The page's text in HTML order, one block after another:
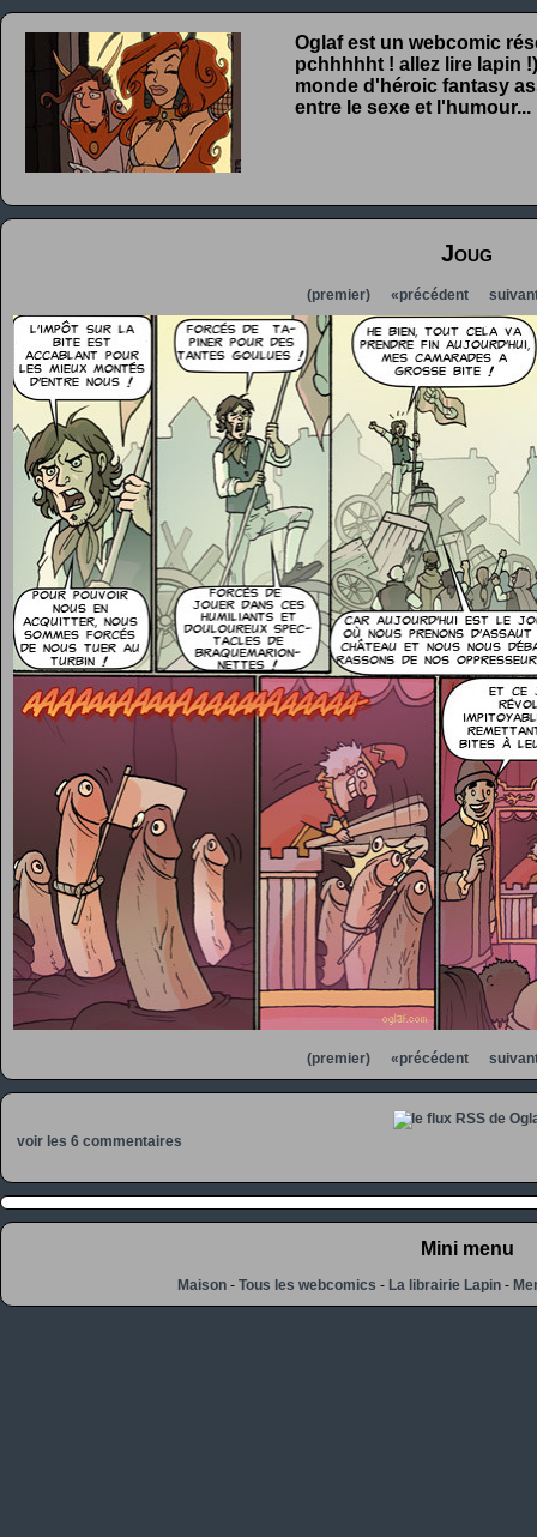
Oglaf est un webcomic
pchhhhht ! allez lire lapin
monde d'héroic fantasy
entre le sexe et l'humour...
Joug
(premier) «précédent
(premier) «précédent
voir les 6 commentaires
Mini menu
Maison -Tous les webcomics -La librairie Lapin -